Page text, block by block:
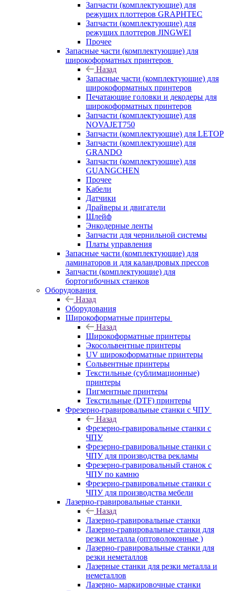
Запчасти (комплектующие) для
режущих плоттеров GRAPHTEC
Запчасти (комплектующие) для
режущих плоттеров JINGWEI
Прочее
Запасные части (комплектующие) для
широкоформатных принтеров
Назад
Запасные части (комплектующие) для
широкоформатных принтеров
Печатающие головки и декодеры для
широкоформатных принтеров
Запчасти (комплектующие) для
NOVAJET750
Запчасти (комплектующие) для LETOP
Запчасти (комплектующие) для
GRANDO
Запчасти (комплектующие) для
GUANGCHEN
Прочее
Кабели
Датчики
Драйверы и двигатели
Шлейф
Энкодерные ленты
Запчасти для чернильной системы
Платы управления
Запасные части (комплектующие) для
ламинаторов и для каландровых прессов
Запчасти (комплектующие) для
бортогибочных станков
Оборудования
Назад
Оборудования
Широкоформатные принтеры
Назад
Широкоформатные принтеры
Экосольвентные принтеры
UV широкоформатные принтеры
Сольвентные принтеры
Текстильные (сублимационные)
принтеры
Пигментные принтеры
Текстильные (DTF) принтеры
Фрезерно-гравировальные станки с ЧПУ
Назад
Фрезерно-гравировальные станки с
ЧПУ
Фрезерно-гравировальные станки с
ЧПУ для производства рекламы
Фрезерно-гравировальный станок с
ЧПУ по камню
Фрезерно-гравировальные станки с
ЧПУ для производства мебели
Лазерно-гравировальные станки
Назад
Лазерно-гравировальные станки
Лазерно-гравировальные станки для
резки металла (оптоволоконные )
Лазерно-гравировальные станки для
резки неметаллов
Лазерные станки для резки металла и
неметаллов
Лазерно- маркировочные станки